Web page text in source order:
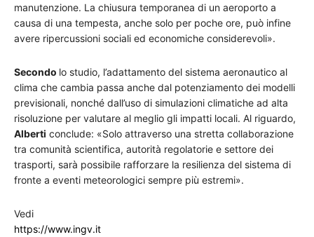
manutenzione. La chiusura temporanea di un aeroporto a
causa di una tempesta, anche solo per poche ore, può infine
avere ripercussioni sociali ed economiche considerevoli».
Secondo lo studio, l’adattamento del sistema aeronautico al
clima che cambia passa anche dal potenziamento dei modelli
previsionali, nonché dall’uso di simulazioni climatiche ad alta
risoluzione per valutare al meglio gli impatti locali. Al riguardo,
Alberti conclude: «Solo attraverso una stretta collaborazione
tra comunità scientifica, autorità regolatorie e settore dei
trasporti, sarà possibile rafforzare la resilienza del sistema di
fronte a eventi meteorologici sempre più estremi».
Vedi
https://www.ingv.it